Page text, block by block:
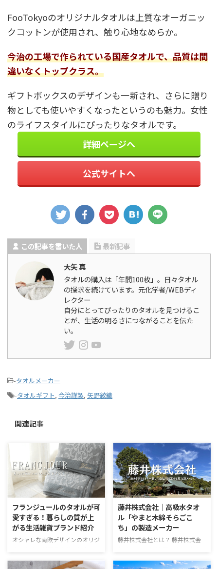
FooTokyoのオリジナルタオルは上質なオーガニッ
クコットンが使用され、触り心地なめらか。
今治の工場で作られている国産タオルで、品質は間
違いなくトップクラス。
ギフトボックスのデザインも一新され、さらに贈り
物としても使いやすくなったというのも魅力。女性
のライフスタイルにぴったりなタオルです。
詳細ページへ
公式サイトへ
この記事を書いた人
最新記事
大矢 真
タオルの購入は「年間100枚」。日々タオル
の探求を続けています。元化学者/WEBディ
レクター
自分にとってぴったりのタオルを見つけるこ
とが、生活の明るさにつながることを伝た
い。
-タオルメーカー
-タオルギフト, 今治謹製, 矢野紋織
関連記事
フランジュールのタオルが可
愛すぎる！暮らしの質が上
がる生活雑貨ブランド紹介
オシャレな南欧デザインのオリジ
「FRANCJOUR（フランジュー
藤井株式会社｜高吸水タオ
ル「やまと木綿そらごこ
ち」の製造メーカー
藤井株式会社とは？ 藤井株式会
県大和で創業の繊維製品の開発と